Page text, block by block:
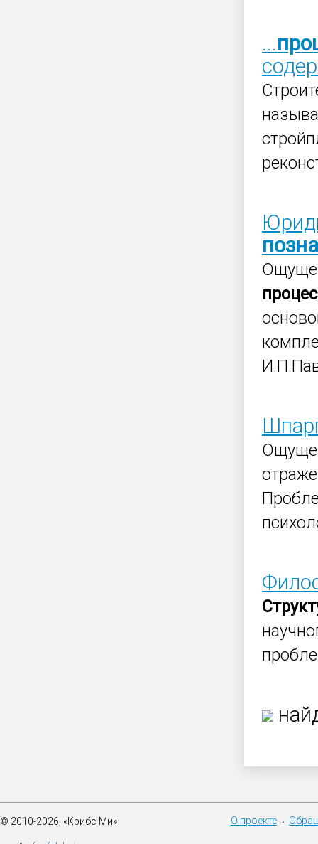
...
© 2010-2026, «Крибс Ми» О проекте •